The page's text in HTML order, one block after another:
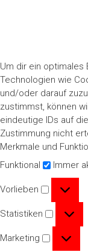
Um dir ein optimales
Technologien wie
und/oder darauf
zustimmst, können
eindeutige IDs auf
Zustimmung nicht
Merkmale und
Funktional
Immer
Vorlieben
Statistiken
Marketing